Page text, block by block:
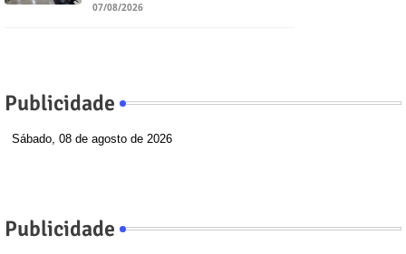
07/08/2026
Publicidade
Sábado, 08 de agosto de 2026
Publicidade